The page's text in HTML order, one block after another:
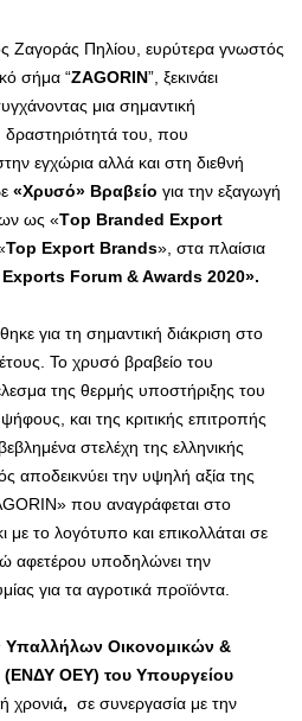
Ζαγοράς Πηλίου, ευρύτερα γνωστός
σήμα “ZAGORIN”, ξεκινάει
μια σημαντική
δραστηριότητά του, που
εγχώρια αλλά και στη διεθνή
«Χρυσό» Βραβείο για την εξαγωγή
ως «Τop Branded Export
Τοp Export Brands», στα πλαίσια
Exports Forum &Awards 2020».
για τη σημαντική διάκριση στο
Το χρυσό βραβείο του
της θερμής υποστήριξης του
και της κριτικής επιτροπής
στελέχη της ελληνικής
αποδεικνύει την υψηλή αξία της
που αναγράφεται στο
με το λογότυπο και επικολλάται σε
αφετέρου υποδηλώνει την
για τα αγροτικά προϊόντα.
Οικονομικών &
ΟΕΥ) του Υπουργείου
χρονιά, σε συνεργασία με την